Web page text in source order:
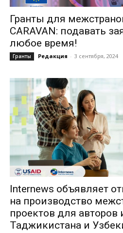
Гранты для
CARAVAN: подавать
любое время!
Гранты Редакция - 3 сентября, 2024
Internews объявляет
на производство
проектов для авторов
Таджикистана и